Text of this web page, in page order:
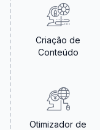
Criação de
Conteúdo
Otimizador de